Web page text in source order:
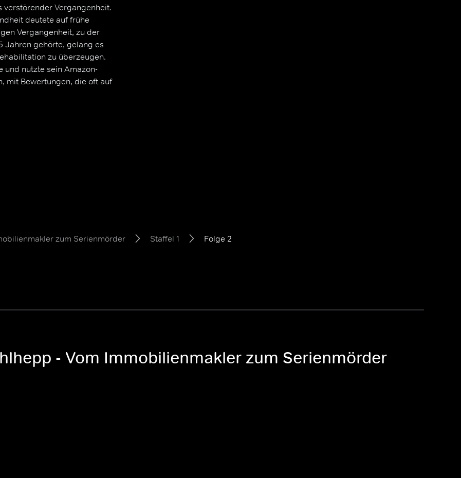
verstörender Vergangenheit.
deutete auf frühe
Vergangenheit, zu der
Jahren gehörte, gelang es
zu überzeugen.
und nutzte sein Amazon-
mit Bewertungen, die oft auf
zum Serienmörder Staffel 1 Folge 2
- Vom Immobilienmakler zum Serienmörder